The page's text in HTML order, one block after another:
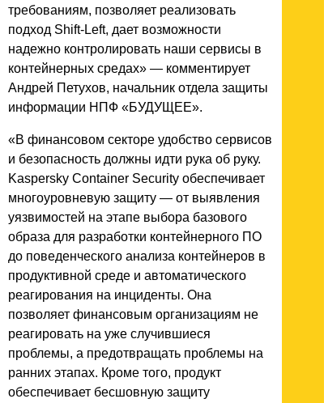
требованиям, позволяет реализовать
подход Shift-Left, дает возможности
надежно контролировать наши сервисы в
контейнерных средах» — комментирует
Андрей Петухов, начальник отдела защиты
информации НПФ «БУДУЩЕЕ».
«В финансовом секторе удобство сервисов
и безопасность должны идти рука об руку.
Kaspersky Container Security обеспечивает
многоуровневую защиту — от выявления
уязвимостей на этапе выбора базового
образа для разработки контейнерного ПО
до поведенческого анализа контейнеров в
продуктивной среде и автоматического
реагирования на инциденты. Она
позволяет финансовым организациям не
реагировать на уже случившиеся
проблемы, а предотвращать проблемы на
ранних этапах. Кроме того, продукт
обеспечивает бесшовную защиту